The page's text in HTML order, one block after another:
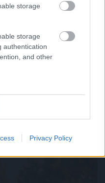
storage
storage
authentication
and other
Privacy Policy